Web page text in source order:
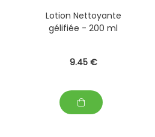
Lotion Nettoyante
gélifiée - 200 ml
9.45 €